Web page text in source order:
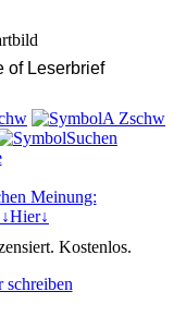
of Leserbrief
Meinung:
↓Hier↓
Kostenlos.
schreiben